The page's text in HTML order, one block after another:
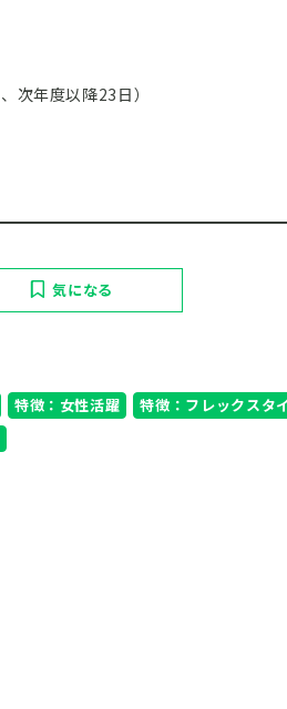
次年度以降23日）
気になる
特徴：女性活躍
特徴：フレックスタ